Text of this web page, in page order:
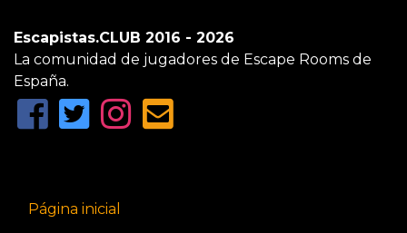
Escapistas.CLUB 2016 - 2026
La comunidad de jugadores de Escape Rooms de
España.
Página inicial